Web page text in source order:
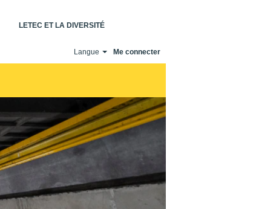
LETEC ET LA DIVERSITÉ
Langue Me connecter